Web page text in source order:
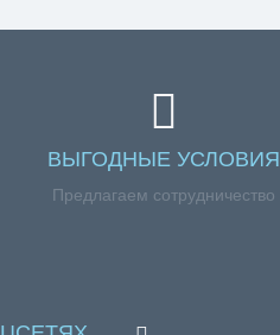
ВЫГОДНЫЕ УСЛОВИЯ
Предлагаем сотрудничество